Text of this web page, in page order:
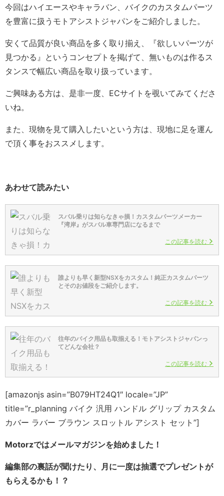
今回はハイエースやキャラバン、バイクのカスタムパーツ
を豊富に扱うモトアシストジャパンをご紹介しました。
安くて品質が良い商品を多く取り揃え、『欲しいパーツが
見つかる』というコンセプトを掲げて、無いものは作るス
タンスで幅広い商品を取り扱っています。
ご興味ある方は、是非一度、ECサイトを覗いてみてくださ
いね。
また、現物を見て購入したいという方は、現地に足を運ん
で頂く事をおススメします。
あわせて読みたい
スバル乗りは知らなきゃ損！カスタムパーツメーカー
『湾岸』がスバル車専門店になるまで
この記事を読む
誰よりも早く新型NSXをカスタム！純正カスタムパーツ
とそのお値段をご紹介します。
この記事を読む
往年のバイク用品も取揃える！モトアシストジャパンっ
てどんな会社？
この記事を読む
[amazonjs asin=”B079HT24Q1″ locale=”JP”
title=”r_planning バイク 汎用 ハンドル グリップ カスタム
カバー ラバー ブラウン スロットル アシスト セット”]
Motorzではメールマガジンを始めました！
編集部の裏話が聞けたり、月に一度は抽選でプレゼントが
もらえるかも！？